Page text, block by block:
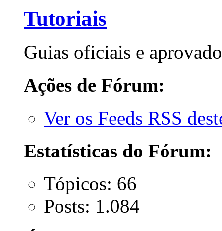
Tutoriais
Guias oficiais e
Ações de Fórum:
Ver os Feeds RSS
Estatísticas do Fórum:
Tópicos: 66
Posts: 1.084